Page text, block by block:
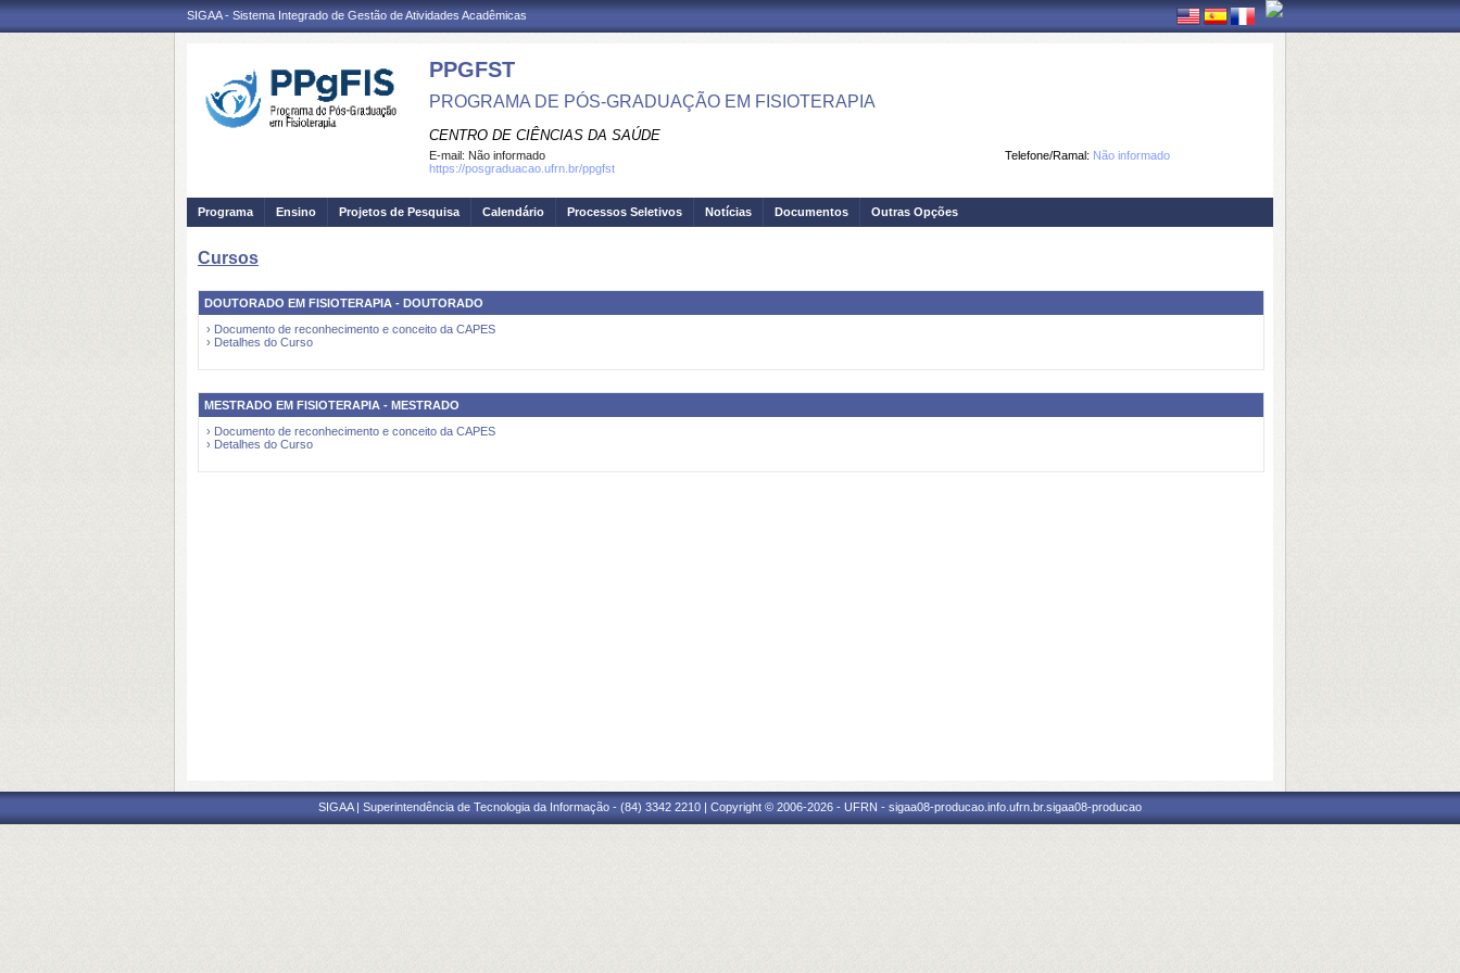
SIGAA - Sistema Integrado de Gestão de Atividades Acadêmicas
PPGFST
PROGRAMA DE PÓS-GRADUAÇÃO EM FISIOTERAPIA
CENTRO DE CIÊNCIAS DA SAÚDE
Telefone/Ramal: Não informado
E-mail: Não informado
https://posgraduacao.ufrn.br/ppgfst
Programa Ensino Projetos de Pesquisa Calendário Processos Seletivos Notícias Documentos Outras Opções
Cursos
DOUTORADO EM FISIOTERAPIA - DOUTORADO
› Documento de reconhecimento e conceito da CAPES
› Detalhes do Curso
MESTRADO EM FISIOTERAPIA - MESTRADO
› Documento de reconhecimento e conceito da CAPES
› Detalhes do Curso
SIGAA | Superintendência de Tecnologia da Informação - (84) 3342 2210 | Copyright © 2006-2026 - UFRN - sigaa08-producao.info.ufrn.br.sigaa08-producao